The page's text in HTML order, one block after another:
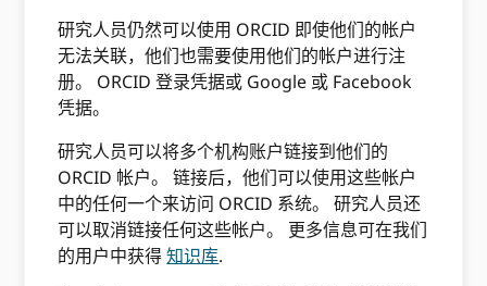
研究人员仍然可以使用 ORCID 即使他们的帐户
无法关联，他们也需要使用他们的帐户进行注
册。 ORCID 登录凭据或 Google 或 Facebook
凭据。
研究人员可以将多个机构账户链接到他们的
ORCID 帐户。 链接后，他们可以使用这些帐户
中的任何一个来访问 ORCID 系统。 研究人员还
可以取消链接任何这些帐户。 更多信息可在我们
的用户中获得知识库.